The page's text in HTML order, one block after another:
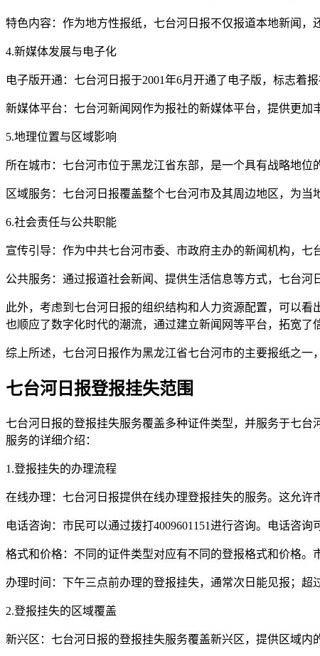
特色内容：作为地方性报纸，七台河日报不仅报道本地新闻，
4.新媒体发展与电子化
电子版开通：七台河日报于2001年6月开通了电子版，标志着
新媒体平台：七台河新闻网作为报社的新媒体平台，提供更加
5.地理位置与区域影响
所在城市：七台河市位于黑龙江省东部，是一个具有战略地位
区域服务：七台河日报覆盖整个七台河市及其周边地区，为当
6.社会责任与公共职能
宣传引导：作为中共七台河市委、市政府主办的新闻机构，七
公共服务：通过报道社会新闻、提供生活信息等方式，七台河
此外，考虑到七台河日报的组织结构和人力资源配置，可以
也顺应了数字化时代的潮流，通过建立新闻网等平台，拓宽了
综上所述，七台河日报作为黑龙江省七台河市的主要报纸之
七台河日报登报挂失范围
七台河日报的登报挂失服务覆盖多种证件类型，并服务于七
服务的详细介绍：
1.登报挂失的办理流程
在线办理：七台河日报提供在线办理登报挂失的服务。这允许
电话咨询：市民可以通过拨打4009601151进行咨询。电话咨
格式和价格：不同的证件类型对应有不同的登报格式和价格。
办理时间：下午三点前办理的登报挂失，通常次日能见报；超
2.登报挂失的区域覆盖
新兴区：七台河日报的登报挂失服务覆盖新兴区，提供区域内